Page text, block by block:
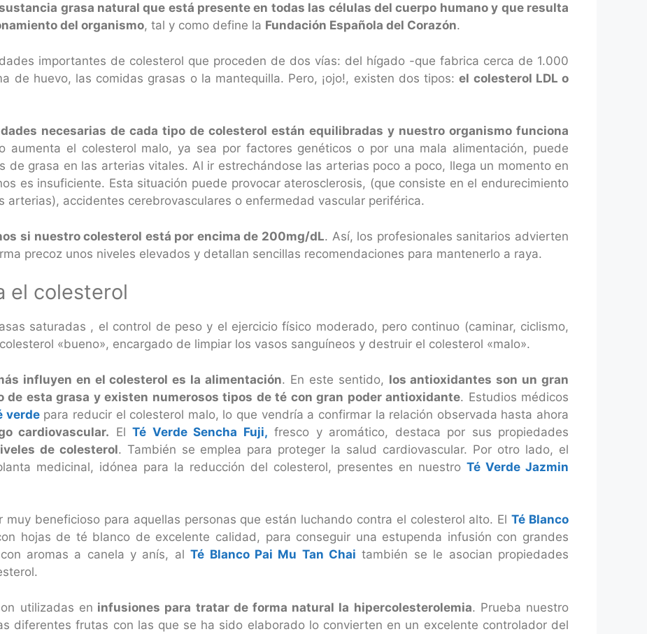
grasa natural que está presente en todas las células del cuerpo humano y que resulta
del organismo, tal y como define la Fundación Española del Corazón.
importantes de colesterol que proceden de dos vías: del hígado -que fabrica cerca de 1.000
de huevo, las comidas grasas o la mantequilla. Pero, ¡ojo!, existen dos tipos:el colesterol LDL o
necesarias de cada tipo de colesterol están equilibradas y nuestro organismo funciona
aumenta el colesterol malo, ya sea por factores genéticos o por una mala alimentación, puede
de grasa en las arterias vitales. Al ir estrechándose las arterias poco a poco, llega un momento en
es insuficiente. Esta situación puede provocar aterosclerosis, (que consiste en el endurecimiento
arterias), accidentes cerebrovasculares o enfermedad vascular periférica.
si nuestro colesterol está por encima de 200mg/dL. Así, los profesionales sanitarios advierten
precoz unos niveles elevados y detallan sencillas recomendaciones para mantenerlo a raya.
el colesterol
saturadas , el control de peso y el ejercicio físico moderado, pero continuo (caminar, ciclismo,
«bueno», encargado de limpiar los vasos sanguíneos y destruir el colesterol «malo».
influyen en el colesterol es la alimentación. En este sentido, los antioxidantes son un gran
de esta grasa y existen numerosos tipos de té con gran poder antioxidante. Estudios médicos
verdepara reducir el colesterol malo, lo que vendría a confirmar la relación observada hasta ahora
cardiovascular. ElTé Verde Sencha Fuji, fresco y aromático, destaca por sus propiedades
de colesterol. También se emplea para proteger la salud cardiovascular. Por otro lado, el
medicinal, idónea para la reducción del colesterol, presentes en nuestro Té Verde Jazmin
beneficioso para aquellas personas que están luchando contra el colesterol alto. ElTé Blanco
hojas de té blanco de excelente calidad, para conseguir una estupenda infusión con grandes
aromas a canela y anís, alTé Blanco Pai Mu Tan Chai también se le asocian propiedades
utilizadas en infusiones para tratar de forma natural la hipercolesterolemia. Prueba nuestro
diferentes frutas con las que se ha sido elaborado lo convierten en un excelente controlador del